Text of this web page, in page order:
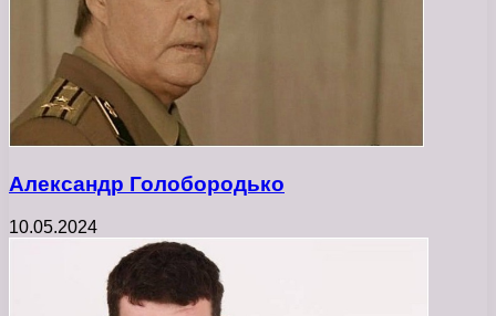
Александр Голобородько
10.05.2024